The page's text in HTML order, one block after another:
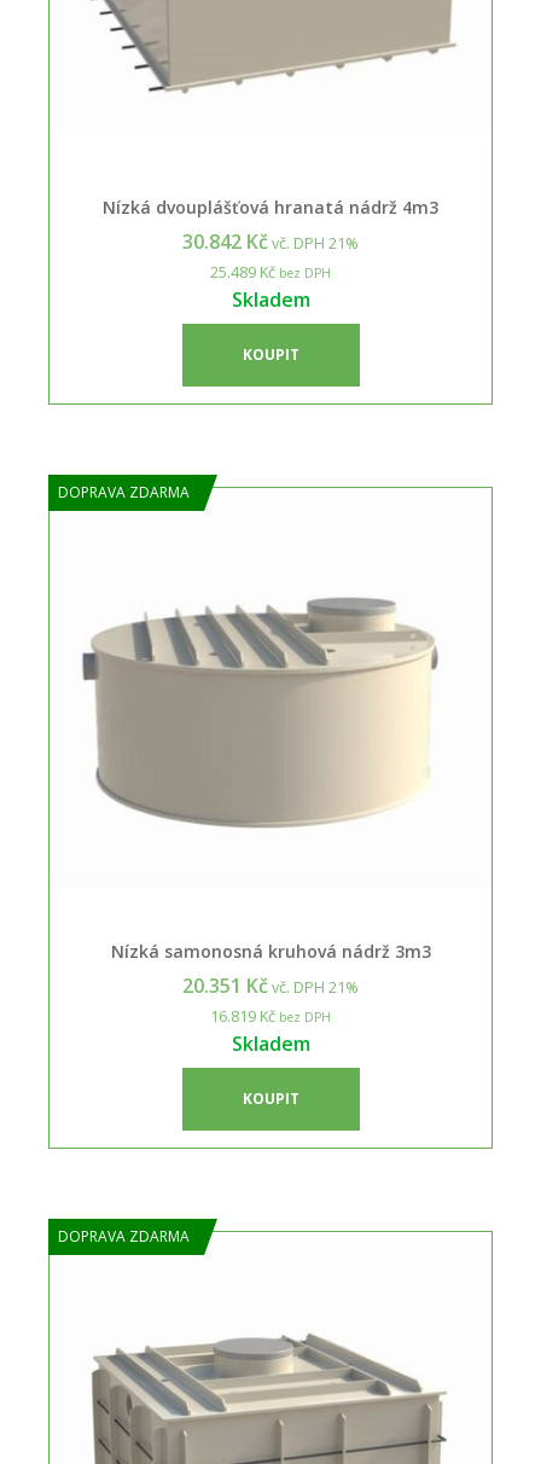
Nízká dvouplášťová hranatá nádrž 4m3
30.842 Kčvč. DPH 21%
25.489 Kč bez DPH
Skladem
KOUPIT
DOPRAVA ZDARMA
Nízká samonosná kruhová nádrž 3m3
20.351 Kčvč. DPH 21%
16.819 Kč bez DPH
Skladem
KOUPIT
DOPRAVA ZDARMA